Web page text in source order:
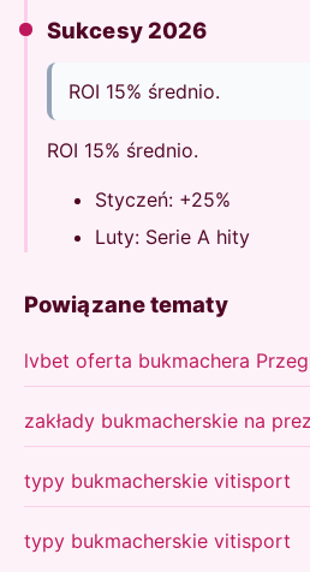
Sukcesy 2026
ROI 15% średnio.
ROI 15% średnio.
Styczeń: +25%
Luty: Serie A hity
Powiązane tematy
lvbet oferta bukmachera
zakłady bukmacherskie na
typy bukmacherskie vitisport
typy bukmacherskie vitisport